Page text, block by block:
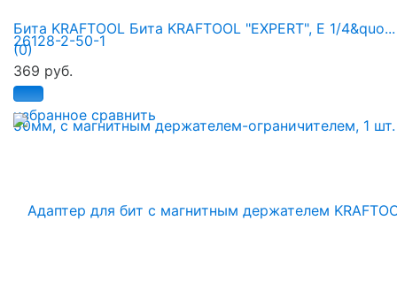
избранное сравнить
Бита KRAFTOOL Бита KRAFTOOL "ЕХPERT", E 1/4&quo...
(0)
369 руб.